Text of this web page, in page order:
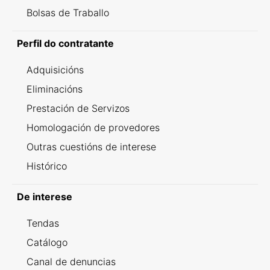
Bolsas de Traballo
Perfil do contratante
Adquisicións
Eliminacións
Prestación de Servizos
Homologación de provedores
Outras cuestións de interese
Histórico
De interese
Tendas
Catálogo
Canal de denuncias